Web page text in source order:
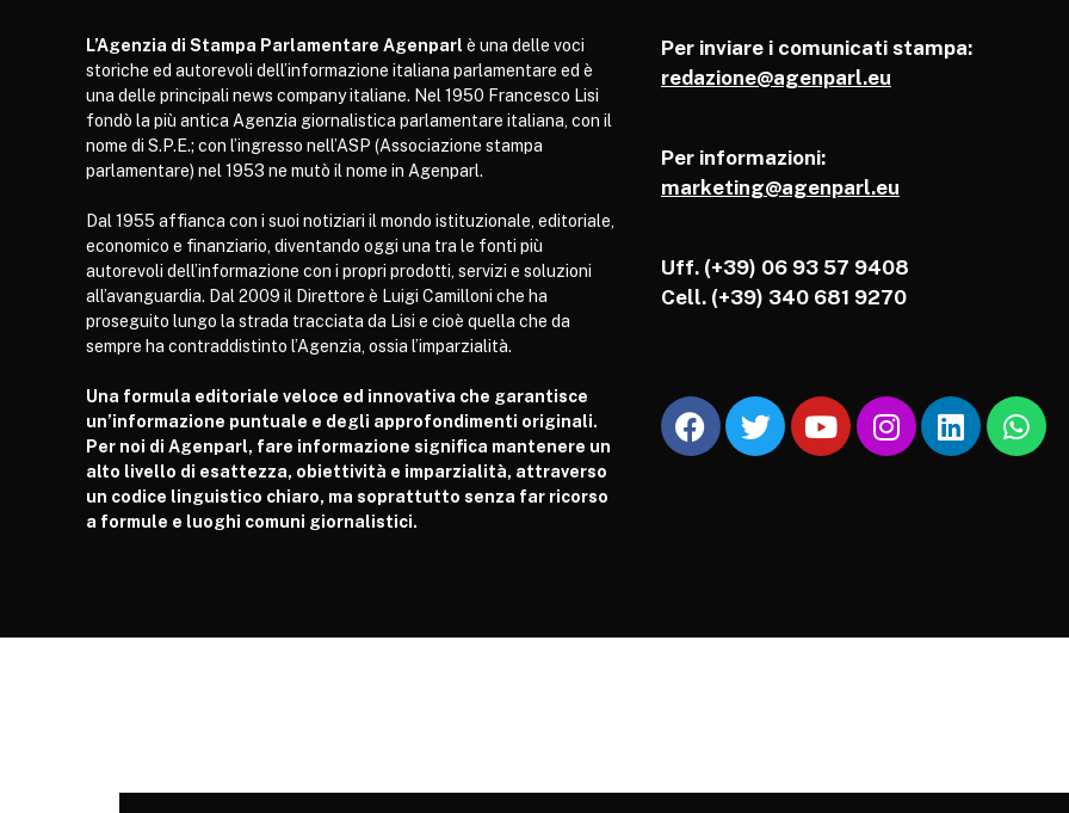
L’Agenzia di Stampa Parlamentare Agenparl è una delle voci
storiche ed autorevoli dell’informazione italiana parlamentare ed è
una delle principali news company italiane. Nel 1950 Francesco Lisi
fondò la più antica Agenzia giornalistica parlamentare italiana, con il
nome di S.P.E.; con l’ingresso nell’ASP (Associazione stampa
parlamentare) nel 1953 ne mutò il nome in Agenparl.
Dal 1955 affianca con i suoi notiziari il mondo istituzionale, editoriale,
economico e finanziario, diventando oggi una tra le fonti più
autorevoli dell’informazione con i propri prodotti, servizi e soluzioni
all’avanguardia. Dal 2009 il Direttore è Luigi Camilloni che ha
proseguito lungo la strada tracciata da Lisi e cioè quella che da
sempre ha contraddistinto l’Agenzia, ossia l’imparzialità.
Una formula editoriale veloce ed innovativa che garantisce
un’informazione puntuale e degli approfondimenti originali.
Per noi di Agenparl, fare informazione significa mantenere un
alto livello di esattezza, obiettività e imparzialità, attraverso
un codice linguistico chiaro, ma soprattutto senza far ricorso
a formule e luoghi comuni giornalistici.
Per inviare i comunicati stampa:
redazione@agenparl.eu
Per informazioni:
marketing@agenparl.eu
Uff. (+39) 06 93 57 9408
Cell. (+39) 340 681 9270